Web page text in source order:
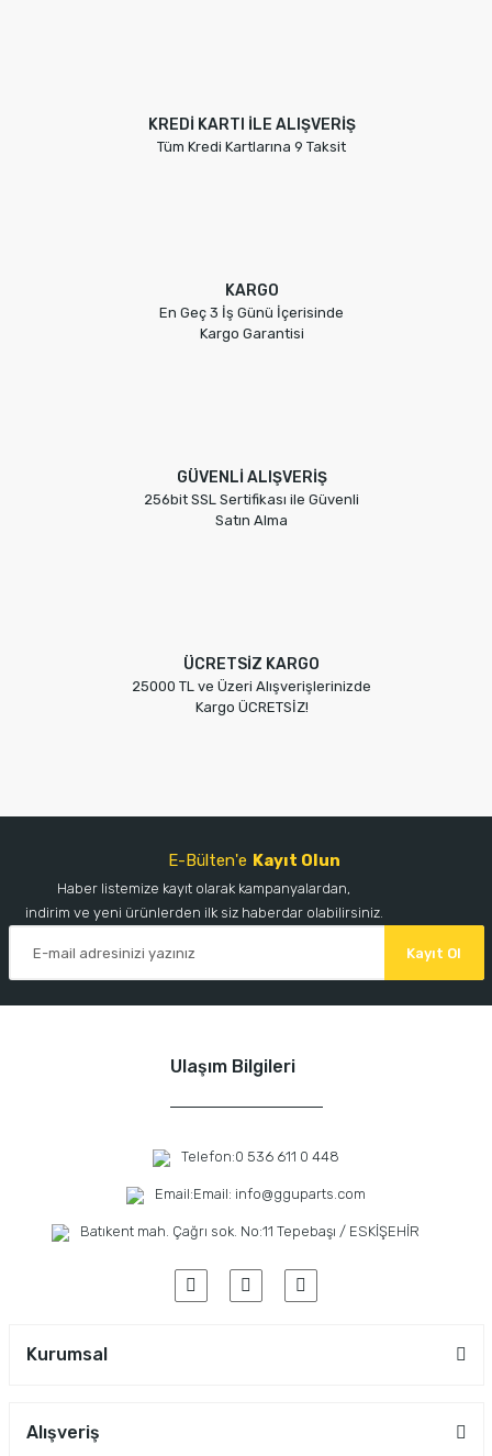
KREDİ KARTI İLE ALIŞVERİŞ
Tüm Kredi Kartlarına 9 Taksit
KARGO
En Geç 3 İş Günü İçerisinde
Kargo Garantisi
GÜVENLİ ALIŞVERİŞ
256bit SSL Sertifikası ile Güvenli
Satın Alma
ÜCRETSİZ KARGO
25000 TL ve Üzeri Alışverişlerinizde
Kargo ÜCRETSİZ!
E-Bülten'e Kayıt Olun
Haber listemize kayıt olarak kampanyalardan,
indirim ve yeni ürünlerden ilk siz haberdar olabilirsiniz.
Kayıt Ol
Ulaşım Bilgileri
Telefon:0 536 611 0 448
Email:Email: info@gguparts.com
Batıkent mah. Çağrı sok. No:11 Tepebaşı / ESKİŞEHİR
Kurumsal
Alışveriş